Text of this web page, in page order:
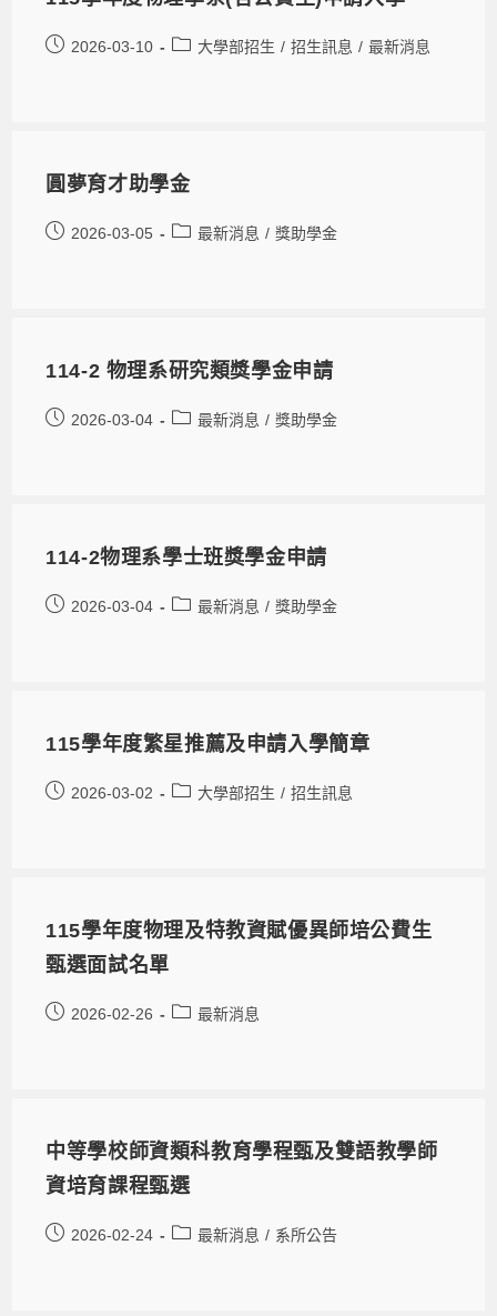
2026-03-10 大學部招生 / 招生訊息 / 最新消息
圓夢育才助學金
2026-03-05 最新消息 / 獎助學金
114-2 物理系研究類獎學金申請
2026-03-04 最新消息 / 獎助學金
114-2物理系學士班獎學金申請
2026-03-04 最新消息 / 獎助學金
115學年度繁星推薦及申請入學簡章
2026-03-02 大學部招生 / 招生訊息
115學年度物理及特教資賦優異師培公費生
甄選面試名單
2026-02-26 最新消息
中等學校師資類科教育學程甄及雙語教學師
資培育課程甄選
2026-02-24 最新消息 / 系所公告